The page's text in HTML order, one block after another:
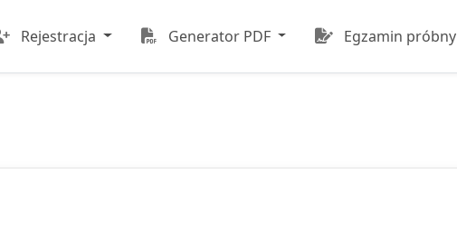
Rejestracja Generator PDF Egzamin próbny